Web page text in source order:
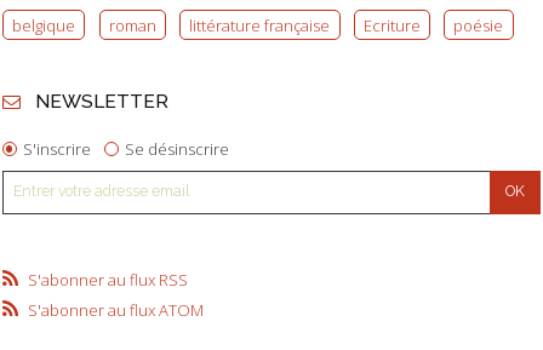
belgique
roman littérature française Ecriture poésie
NEWSLETTER
S'inscrire Se désinscrire
S'abonner au flux RSS
S'abonner au flux ATOM